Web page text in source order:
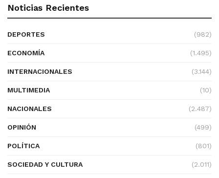
Noticias Recientes
DEPORTES (982)
ECONOMÍA (1.495)
INTERNACIONALES (3.144)
MULTIMEDIA (10)
NACIONALES (2.487)
OPINIÓN (499)
POLÍTICA (801)
SOCIEDAD Y CULTURA (2.011)